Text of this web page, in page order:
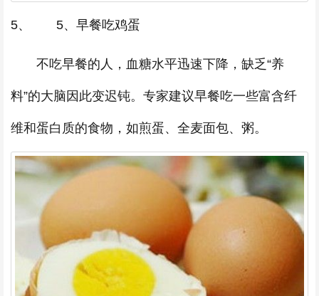
5、 5、早餐吃鸡蛋
不吃早餐的人，血糖水平迅速下降，缺乏“养
料”的大脑因此变迟钝。专家建议早餐吃一些富含纤
维和蛋白质的食物，如煎蛋、全麦面包、粥。